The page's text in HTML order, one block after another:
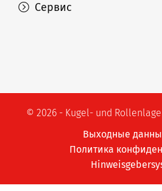
Сервис
© 2026 - Kugel- und
Выходные
Политика